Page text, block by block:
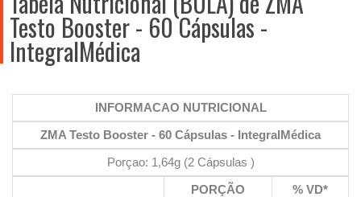
Testo Booster - 60 Cápsulas -
IntegralMédica
INFORMACAO NUTRICIONAL
ZMA Testo Booster - 60 Cápsulas - IntegralMédica
Porçao: 1,64g (2 Cápsulas )
PORÇÃO
% VD*